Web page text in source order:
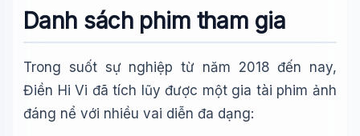
Danh sách phim tham gia
Trong suốt sự nghiệp từ năm 2018 đến nay,
Điền Hi Vi đã tích lũy được một gia tài phim ảnh
đáng nể với nhiều vai diễn đa dạng: